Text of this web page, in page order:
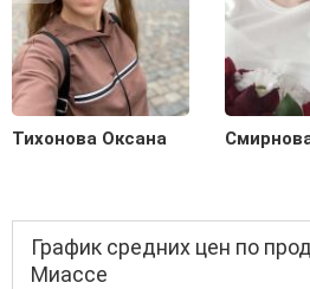
Тихонова Оксана
График средних цен по
Миассе